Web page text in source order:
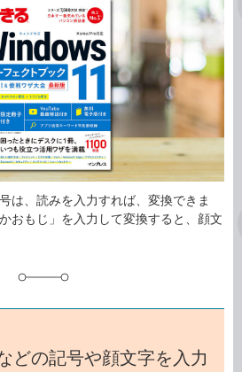
は、読みを入力すれば、変換できま
おもじ」を入力して変換すると、顔文
どの記号や顔文字を入力